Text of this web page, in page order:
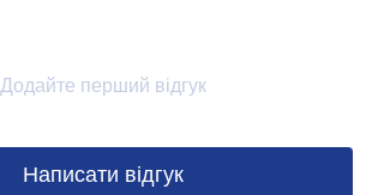
Додайте перший відгук
Написати відгук